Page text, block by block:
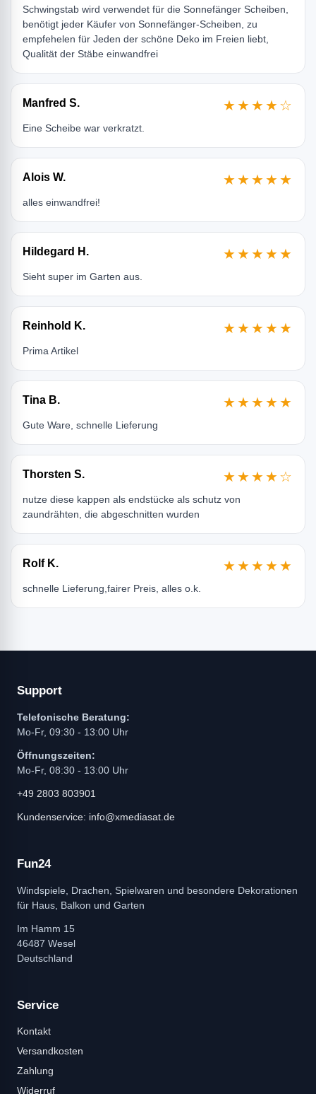
Schwingstab wird verwendet für die Sonnefänger Scheiben,
benötigt jeder Käufer von Sonnefänger-Scheiben, zu
empfehelen für Jeden der schöne Deko im Freien liebt,
Qualität der Stäbe einwandfrei
Manfred S. ★★★★☆
Eine Scheibe war verkratzt.
Alois W. ★★★★★
alles einwandfrei!
Hildegard H. ★★★★★
Sieht super im Garten aus.
Reinhold K. ★★★★★
Prima Artikel
Tina B. ★★★★★
Gute Ware, schnelle Lieferung
Thorsten S. ★★★★☆
nutze diese kappen als endstücke als schutz von
zaundrähten, die abgeschnitten wurden
Rolf K. ★★★★★
schnelle Lieferung,fairer Preis, alles o.k.
Support
Telefonische Beratung:
Mo-Fr, 09:30 - 13:00 Uhr
Öffnungszeiten:
Mo-Fr, 08:30 - 13:00 Uhr
+49 2803 803901
Kundenservice: info@xmediasat.de
Fun24
Windspiele, Drachen, Spielwaren und besondere Dekorationen
für Haus, Balkon und Garten
Im Hamm 15
46487 Wesel
Deutschland
Service
Kontakt
Versandkosten
Zahlung
Widerruf